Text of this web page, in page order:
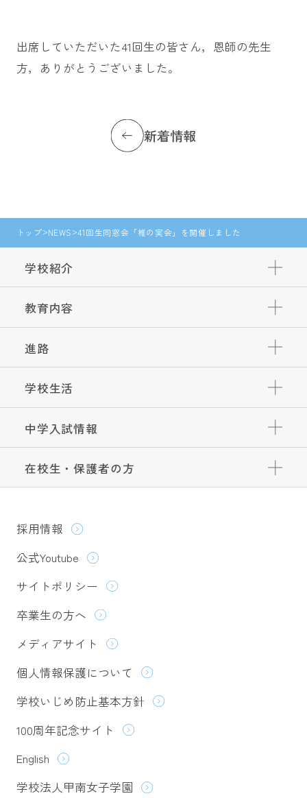
出席していただいた41回生の皆さん，恩師の先生
方，ありがとうございました。
新着情報
トップ NEWS 41回生同窓会「椎の実会」を開催しました
学校紹介
教育内容
進路
学校生活
中学入試情報
在校生・保護者の方
採用情報
公式Youtube
サイトポリシー
卒業生の方へ
メディアサイト
個人情報保護について
学校いじめ防止基本方針
100周年記念サイト
English
学校法人甲南女子学園